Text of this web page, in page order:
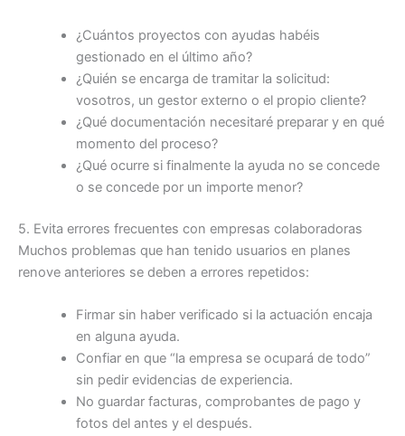
¿Cuántos proyectos con ayudas habéis
gestionado en el último año?
¿Quién se encarga de tramitar la solicitud:
vosotros, un gestor externo o el propio cliente?
¿Qué documentación necesitaré preparar y en qué
momento del proceso?
¿Qué ocurre si finalmente la ayuda no se concede
o se concede por un importe menor?
5. Evita errores frecuentes con empresas colaboradoras
Muchos problemas que han tenido usuarios en planes
renove anteriores se deben a errores repetidos:
Firmar sin haber verificado si la actuación encaja
en alguna ayuda.
Confiar en que “la empresa se ocupará de todo”
sin pedir evidencias de experiencia.
No guardar facturas, comprobantes de pago y
fotos del antes y el después.